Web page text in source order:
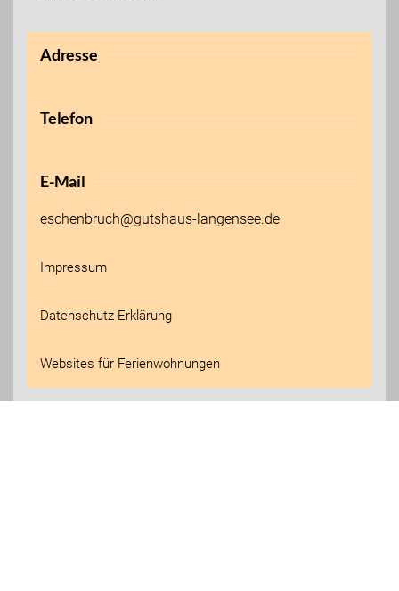
Adresse
Telefon
E-Mail
eschenbruch@gutshaus-langensee.de
Impressum
Datenschutz-Erklärung
Websites für Ferienwohnungen